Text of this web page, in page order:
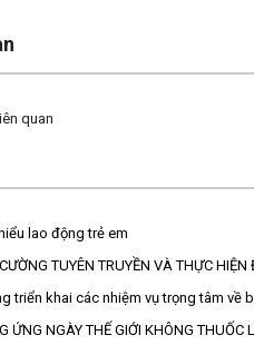
quan
lao động trẻ em
TUYÊN TRUYỀN VÀ THỰC
triển khai các nhiệm vụ trọng tâm về
ỨNG NGÀY THẾ GIỚI KHÔNG